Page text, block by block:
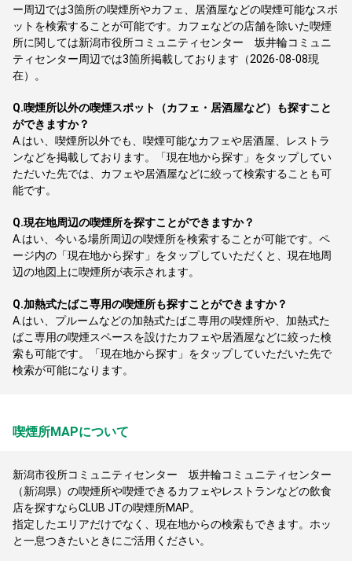
ー周辺では3箇所の喫煙所やカフェ、居酒屋などの喫煙可能なスポ
ットを検索することが可能です。カフェなどの店舗を除いた喫煙
所に関しては新潟市役所コミュニティセンター 坂井輪コミュニ
ティセンター周辺では3箇所掲載しております（2026-08-08現
在）。
Q.喫煙所以外の喫煙スポット（カフェ・居酒屋など）も探すこと
ができますか？
A. はい、喫煙所以外でも、喫煙可能なカフェや居酒屋、レストラ
ンなどを掲載しております。「現在地から探す」をタップしてい
ただいた先では、カフェや居酒屋などに絞って検索することも可
能です。
Q.現在地周辺の喫煙所を探すことができますか？
A. はい、今いる場所周辺の喫煙所を検索することが可能です。ペ
ージ内の「現在地から探す」をタップしていただくと、現在地周
辺の地図上に喫煙所が表示されます。
Q.加熱式たばこ専用の喫煙所も探すことができますか？
A. はい、プルームなどの加熱式たばこ専用の喫煙所や、加熱式た
ばこ専用の喫煙スペースを設けたカフェや居酒屋などに絞った検
索も可能です。「現在地から探す」をタップしていただいた先で
検索が可能になります。
喫煙所MAPについて
新潟市役所コミュニティセンター 坂井輪コミュニティセンター
（新潟県）の喫煙所や喫煙できるカフェやレストランなどの飲食
店を探すならCLUB JTの喫煙所MAP。
指定したエリアだけでなく、現在地からの検索もできます。ホッ
と一息つきたいときにご活用ください。